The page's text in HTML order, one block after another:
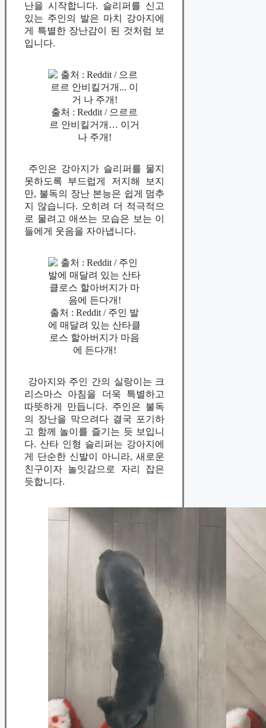
난을 시작합니다. 슬리퍼를 신고
있는 주인의 발은 마치 강아지에
게 특별한 장난감이 된 것처럼 보
입니다.
출처 : Reddit / 으르르
르 안비킬거개… 이거
나 주개!
주인은 강아지가 슬리퍼를 물지
못하도록 부드럽게 저지해 보지
만, 불독의 장난 본능은 쉽게 멈추
지 않습니다. 오히려 더 적극적으
로 물려고 애쓰는 모습은 보는 이
들에게 웃음을 자아냅니다.
출처 : Reddit / 주인 발
에 매달려 있는 산타클
로스 할아버지가 마음
에 든다개!
강아지와 주인 간의 실랑이는 크
리스마스 아침을 더욱 특별하고
따뜻하게 만듭니다. 주인은 불독
의 장난을 막으려다 결국 포기하
고 함께 놀이를 즐기는 듯 보입니
다. 산타 인형 슬리퍼는 강아지에
게 단순한 신발이 아니라, 새로운
친구이자 놀잇감으로 자리 잡은
듯합니다.